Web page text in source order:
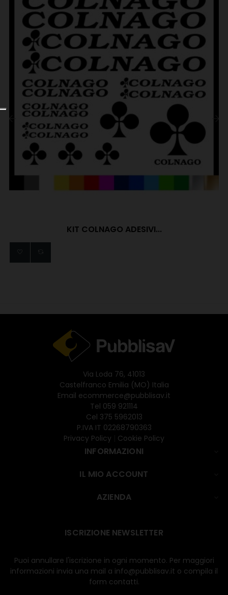
KIT COLNAGO ADESIVI...
Via Loda 76, 41013
Castelfranco Emilia (MO) Italia
Email ecommerce@pubblisav.it
Tel 059 921114
Cel 375 5962013
P.IVA IT 02268790363
Privacy Policy
Cookie Policy
INFORMAZIONI
IL MIO ACCOUNT
AZIENDA
ISCRIZIONE NEWSLETTER
Puoi annullare l'iscrizione in ogni momento. Per maggiori
informazioni invia una mail a info@pubblisav.it o compila il
form contatti.